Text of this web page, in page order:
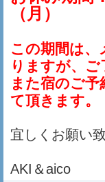
（月）
この期間は、
りますが、
また宿のご
て頂きます。
宜しくお願い
AKI＆aico